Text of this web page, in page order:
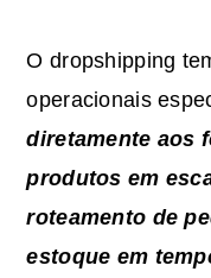
O dropshipping
operacionais
diretamente aos
produtos em
roteamento de
estoque em